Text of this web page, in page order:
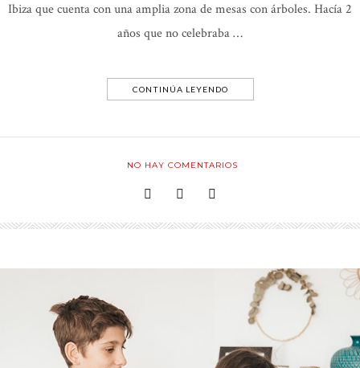
Ibiza que cuenta con una amplia zona de mesas con árboles. Hacía 2
años que no celebraba …
CONTINÚA LEYENDO
NO HAY COMENTARIOS